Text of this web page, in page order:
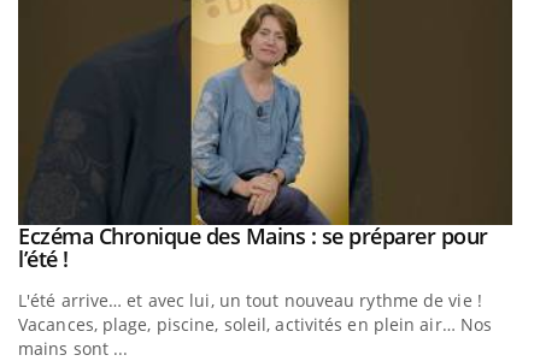
Youtube
Eczéma Chronique des Mains : se préparer pour
l’été !Youtube
L'été arrive… et avec lui, un tout nouveau rythme de vie !
Vacances, plage, piscine, soleil, activités en plein air… Nos
mains sont ...